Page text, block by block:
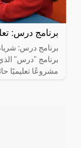
برنامج درس:
برنامج درس:
مشروعًا تعليميًا